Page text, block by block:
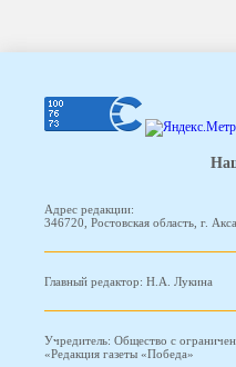
Адрес редакции:
346720, Ростовская область, г.
Главный редактор: Н.А. Лукина
Учредитель: Общество с
«Редакция газеты «Победа»